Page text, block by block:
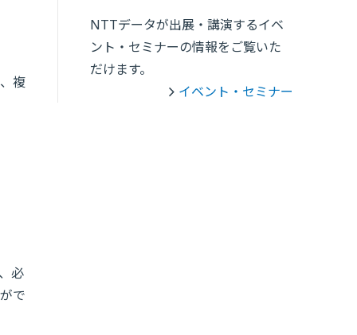
複
必
で
NTTデータが出展・講演するイベ
ント・セミナーの情報をご覧いた
だけます。
イベント・セミナー